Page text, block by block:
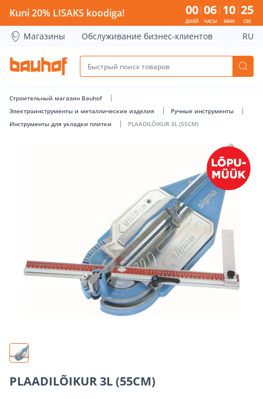
PLAADILÕIKUR 3L (55CM) - Bauhof has loaded
Kuni 20% LISAKS koodiga! 00
ДНЕЙ
06
ЧАСЫ
10
МИН
24
СЕК
Магазины Обслуживание бизнес-клиентов RU
Строительный магазин Bauhof
Электроинструменты и металлические изделия
Ручные инструменты
Инструменты для укладки плитки
PLAADILÕIKUR 3L (55CM)
PLAADILÕIKUR 3L (55CM)